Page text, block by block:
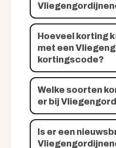
Hoeveel korting
met een
kortingscode?
Welke soorten
er bij
Is er een